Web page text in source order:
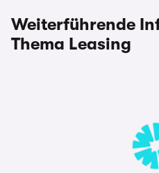
Weiterführende
Thema Leasing